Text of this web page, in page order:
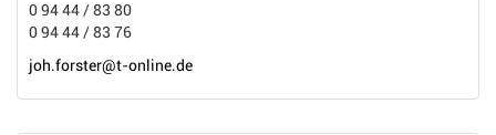
0 94 44 / 83 80
0 94 44 / 83 76
joh.forster@t-online.de